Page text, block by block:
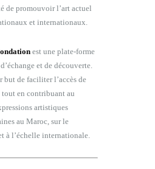
de promouvoir l’art actuel
et internationaux.
est une plate-forme
et de découverte.
but de faciliter l’accès de
en contribuant au
artistiques
au Maroc, sur le
à l’échelle internationale.